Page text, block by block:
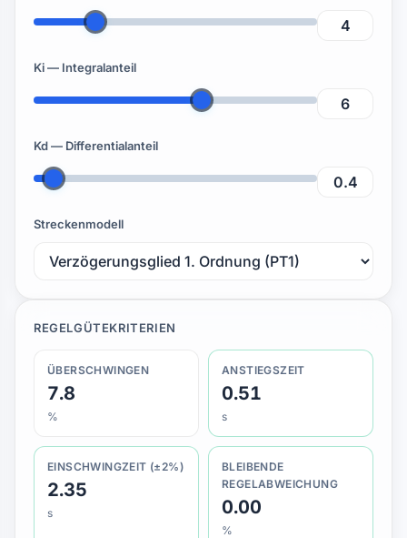
Ki — Integralanteil
Kd — Differentialanteil
Streckenmodell
REGELGÜTEKRITERIEN
ÜBERSCHWINGEN
7.8
%
ANSTIEGSZEIT
0.51
s
EINSCHWINGZEIT (±2%)
2.35
s
BLEIBENDE
REGELABWEICHUNG
0.00
%